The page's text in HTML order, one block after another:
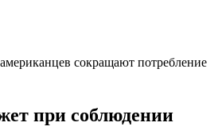
сокращают потребление
при соблюдении